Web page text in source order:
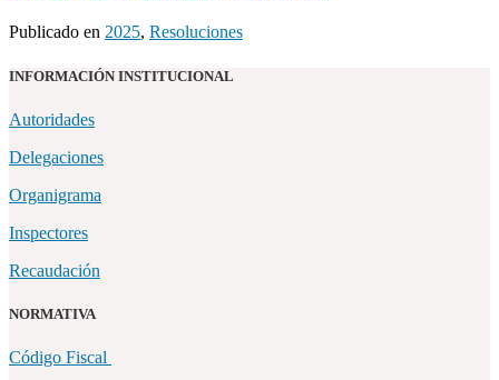
Publicado en 2025, Resoluciones
INFORMACIÓN INSTITUCIONAL
Autoridades
Delegaciones
Organigrama
Inspectores
Recaudación
NORMATIVA
Código Fiscal